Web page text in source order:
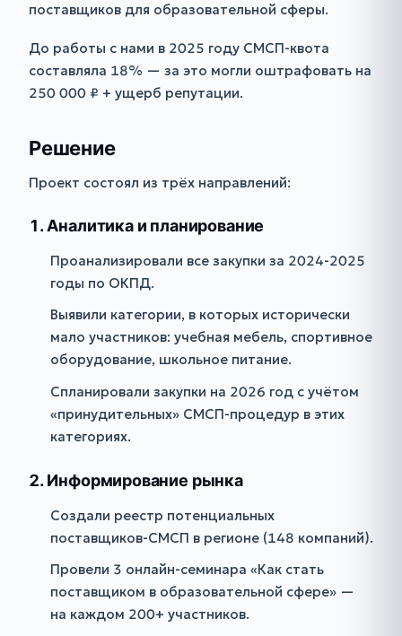
поставщиков для образовательной сферы.
До работы с нами в 2025 году СМСП-квота
составляла 18% — за это могли оштрафовать на
250 000 ₽ + ущерб репутации.
Решение
Проект состоял из трёх направлений:
1. Аналитика и планирование
Проанализировали все закупки за 2024-2025
годы по ОКПД.
Выявили категории, в которых исторически
мало участников: учебная мебель, спортивное
оборудование, школьное питание.
Спланировали закупки на 2026 год с учётом
«принудительных» СМСП-процедур в этих
категориях.
2. Информирование рынка
Создали реестр потенциальных
поставщиков-СМСП в регионе (148 компаний).
Провели 3 онлайн-семинара «Как стать
поставщиком в образовательной сфере» —
на каждом 200+ участников.